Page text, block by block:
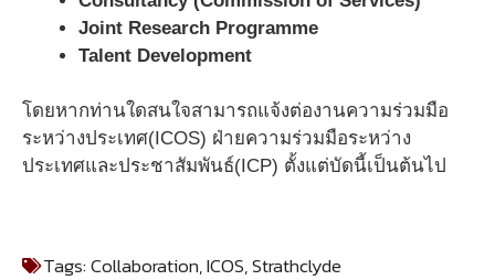
Joint Research Programme
Talent Development
โดยหากท่านใดสนใจสามารถแจ้งต่องานความร่วมมือ
ระหว่างประเทศ(ICOS) ฝ่ายความร่วมมือระหว่าง
ประเทศและประชาสัมพันธ์(ICP) ตั้งแต่บัดนี้เป็นต้นไป
Tags:Collaboration,ICOS,Strathclyde